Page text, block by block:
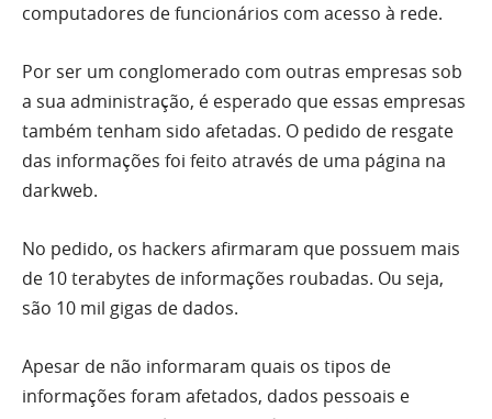
computadores de funcionários com acesso à rede.
Por ser um conglomerado com outras empresas sob
a sua administração, é esperado que essas empresas
também tenham sido afetadas. O pedido de resgate
das informações foi feito através de uma página na
darkweb.
No pedido, os hackers afirmaram que possuem mais
de 10 terabytes de informações roubadas. Ou seja,
são 10 mil gigas de dados.
Apesar de não informaram quais os tipos de
informações foram afetados, dados pessoais e